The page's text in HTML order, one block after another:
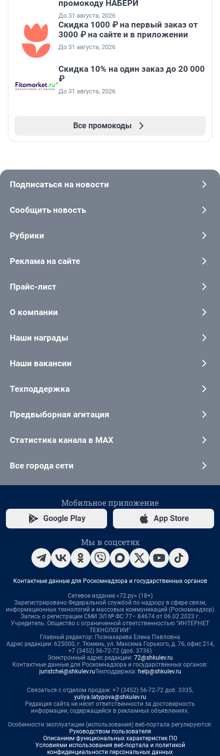
промокоду НАБЕРИ
До 31 августа, 2026
Скидка 1000 ₽ на первый заказ от
3000 ₽ на сайте и в приложении
До 31 августа, 2026
Скидка 10% на один заказ до 20 000
₽
До 31 августа, 2026
Все промокоды
Подписаться на новости
Сообщить новость
Рубрики
Реклама на сайте
Прайс-лист
О компании
Наши награды
Наши вакансии
Техподдержка
Предвыборная агитация
Статистика канала в MAX
Все города сети
Мобильное приложение
Google Play App Store
Мы в соцсетях
Контактные данные для Роскомнадзора и государственных органов
Сетевое издание «72.ру» (18+)
Зарегистрировано Федеральной службой по надзору в сфере связи,
информационных технологий и массовых коммуникаций (Роскомнадзор)
Запись о регистрации СМИ ЭЛ № ФС 77– 84674 от 06.02.2023 г.
Учредитель: Общество с ограниченной ответственностью "ИНТЕРНЕТ
ТЕХНОЛОГИИ"
Главный редактор: Познахарева Елена Павловна
Адрес редакции: 625000, г. Тюмень, ул. Максима Горького, д. 76, офис 214,
+7 (3452) 56-72-72 (доб. 3736)
Электронный адрес редакции: 72@shkulev.ru
Контактные данные для Роскомнадзора и государственных органов:
juristchel@shkulev.ruТехподдержка: help@shkulev.ru
Связаться с отделом продаж: +7 (3452) 56-72-72 доб. 3335,
yuliya.latypova@shkulev.ru
Редакция сайта не несет ответственности за достоверность
информации, содержащейся в рекламных объявлениях.
Особенности эксплуатации (использования) веб-портала регулируются:
Руководством пользователя
Описанием функциональных характеристик ПО
Условиями использования веб-портала и политикой
конфиденциальности персональных данных